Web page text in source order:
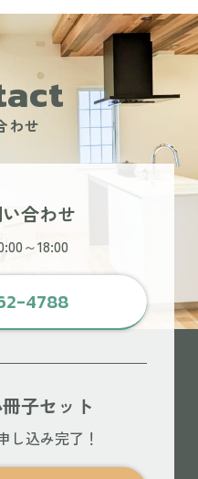
わせ
合わせ
～18:00
4788
子セット
し込み完了！